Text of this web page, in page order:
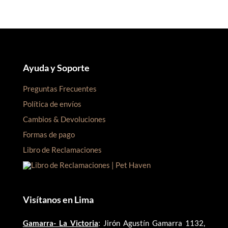
Ayuda y Soporte
Preguntas Frecuentes
Política de envíos
Cambios & Devoluciones
Formas de pago
Libro de Reclamaciones
Visítanos en Lima
Gamarra- La Victoria: Jirón Agustín Gamarra 1132,